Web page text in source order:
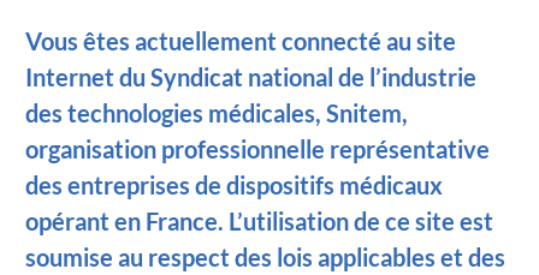
Vous êtes actuellement connecté au site
Internet du Syndicat national de l’industrie
des technologies médicales, Snitem,
organisation professionnelle représentative
des entreprises de dispositifs médicaux
opérant en France. L’utilisation de ce site est
soumise au respect des lois applicables et des